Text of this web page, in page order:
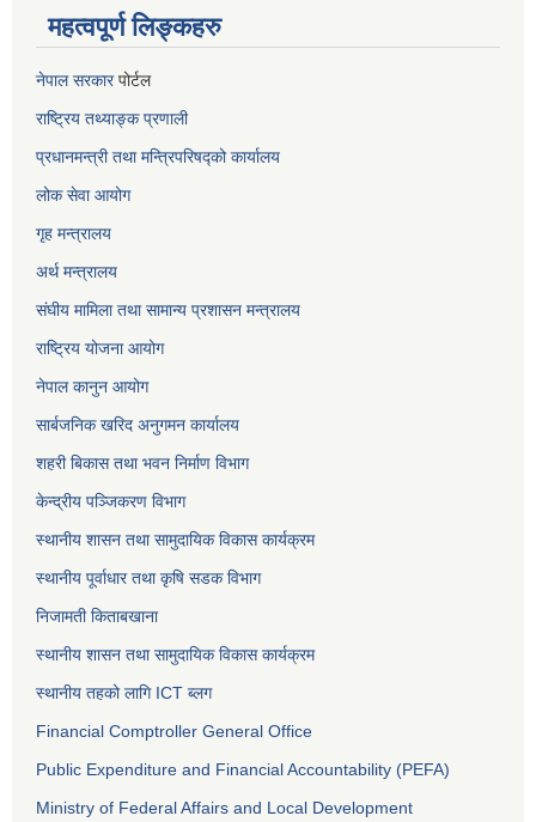
महत्वपूर्ण लिङ्कहरु
नेपाल सरकारपोर्टल
राष्ट्रिय तथ्याङ्क प्रणाली
प्रधानमन्त्री तथा मन्त्रिपरिषद्को कार्यालय
लोक सेवाआयोग
गृह मन्त्रालय
अर्थ मन्त्रालय
संघीय मामिला तथा सामान्य प्रशासन मन्त्रालय
राष्ट्रिय योजना आयोग
नेपाल कानुन आयोग
सार्बजनिक खरिद अनुगमन कार्यालय
शहरी बिकास तथा भवन निर्माण विभाग
केन्द्रीय पञ्जिकरण विभाग
स्थानीय शासन तथा सामुदायिक विकास कार्यक्रम
स्थानीय पूर्वाधार तथा कृषि सडक विभाग
निजामती किताबखाना
स्थानीय शासन तथा सामुदायिक विकास कार्यक्रम
स्थानीय तहको लागि ICT ब्लग
Financial Comptroller General Office
Public Expenditure and Financial Accountability (PEFA)
Ministry of Federal Affairs and Local Development